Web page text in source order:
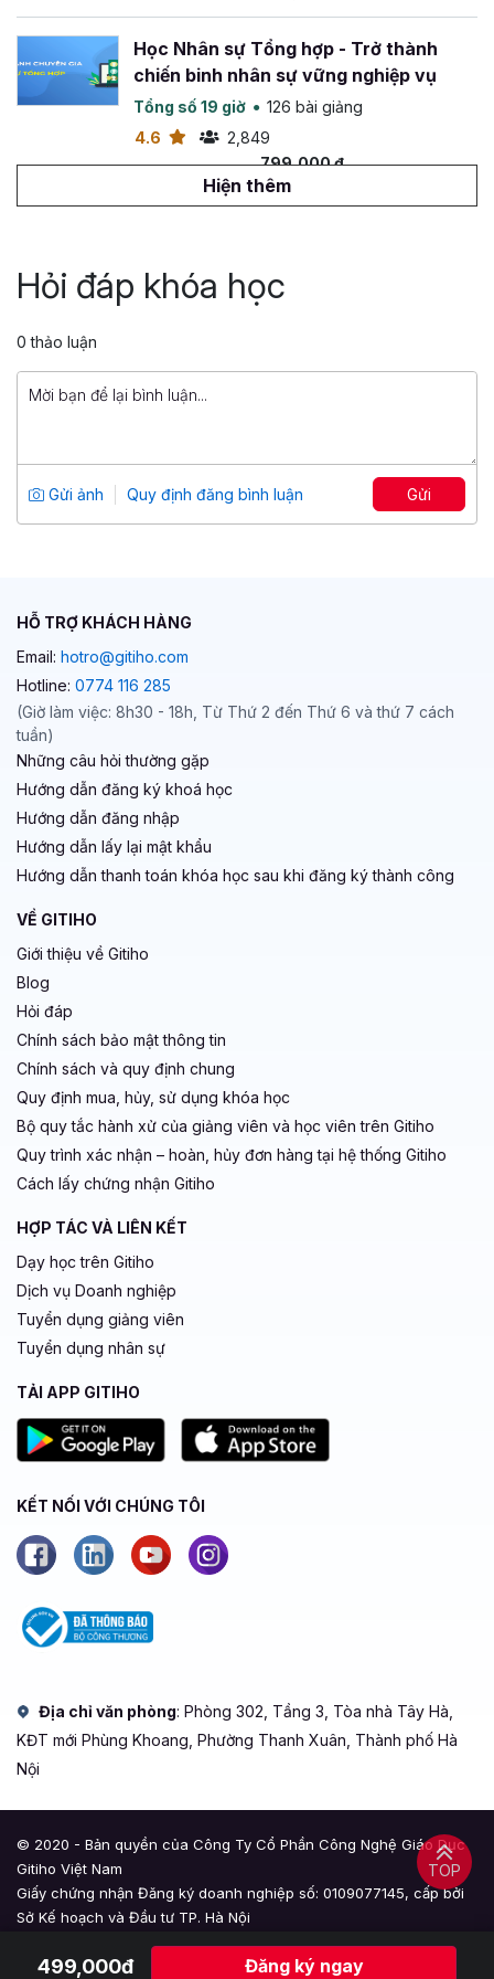
Học Nhân sự Tổng hợp - Trở thành
chiến binh nhân sự vững nghiệp vụ
Tổng số 19 giờ
126 bài giảng
4.6
2,849
799,000 đ
1,500,000 đ
Tổng số 3 giờ
4.71
1,514
Hiện thêm
Hỏi đáp khóa học
0 thảo luận
Gửi ảnh Quy định đăng bình luận Gửi
499,000đ Đăng ký ngay
TOP
HỖ TRỢ KHÁCH HÀNG
Email: hotro@gitiho.com
Hotline: 0774 116 285
(Giờ làm việc: 8h30 - 18h, Từ Thứ 2 đến Thứ 6 và thứ 7 cách
tuần)
Những câu hỏi thường gặp
Hướng dẫn đăng ký khoá học
Hướng dẫn đăng nhập
Hướng dẫn lấy lại mật khẩu
Hướng dẫn thanh toán khóa học sau khi đăng ký thành công
VỀ GITIHO
Giới thiệu về Gitiho
Blog
Hỏi đáp
Chính sách bảo mật thông tin
Chính sách và quy định chung
Quy định mua, hủy, sử dụng khóa học
Bộ quy tắc hành xử của giảng viên và học viên trên Gitiho
Quy trình xác nhận – hoàn, hủy đơn hàng tại hệ thống Gitiho
Cách lấy chứng nhận Gitiho
HỢP TÁC VÀ LIÊN KẾT
Dạy học trên Gitiho
Dịch vụ Doanh nghiệp
Tuyển dụng giảng viên
Tuyển dụng nhân sự
TẢI APP GITIHO
KẾT NỐI VỚI CHÚNG TÔI
Địa chỉ văn phòng: Phòng 302, Tầng 3, Tòa nhà Tây Hà,
KĐT mới Phùng Khoang, Phường Thanh Xuân, Thành phố Hà
Nội
© 2020 - Bản quyền của Công Ty Cổ Phần Công Nghệ Giáo Dục
Gitiho Việt Nam
Giấy chứng nhận Đăng ký doanh nghiệp số: 0109077145, cấp bởi
Sở Kế hoạch và Đầu tư TP. Hà Nội
thông